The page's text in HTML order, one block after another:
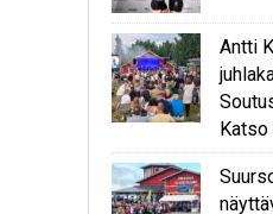
Antti